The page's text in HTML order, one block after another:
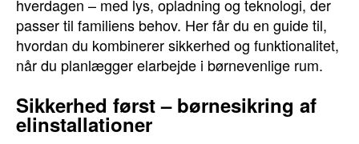
hverdagen – med lys, opladning og teknologi, der
passer til familiens behov. Her får du en guide til,
hvordan du kombinerer sikkerhed og funktionalitet,
når du planlægger elarbejde i børnevenlige rum.
Sikkerhed først – børnesikring af
elinstallationer